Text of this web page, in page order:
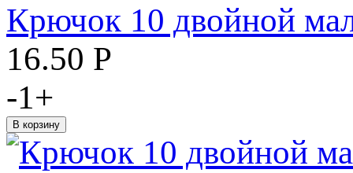
Крючок 10 двойной
16.50 Р
-1+